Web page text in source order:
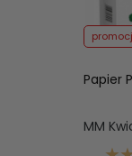
Papier
MM